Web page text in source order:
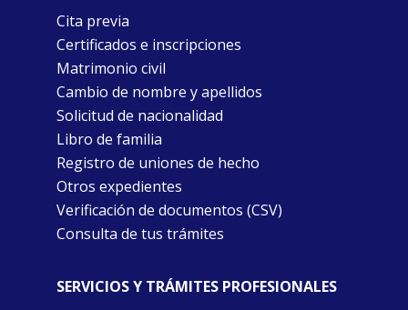
Cita previa
Certificados e inscripciones
Matrimonio civil
Cambio de nombre y apellidos
Solicitud de nacionalidad
Libro de familia
Registro de uniones de hecho
Otros expedientes
Verificación de documentos (CSV)
Consulta de tus trámites
SERVICIOS Y TRÁMITES PROFESIONALES